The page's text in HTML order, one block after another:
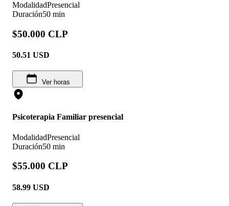
ModalidadPresencial
Duración50 min
$50.000 CLP
50.51 USD
Ver horas
Psicoterapia Familiar presencial
ModalidadPresencial
Duración50 min
$55.000 CLP
58.99 USD